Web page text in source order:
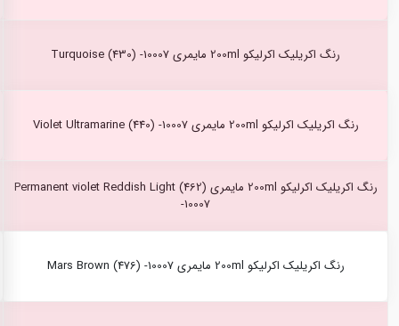
رنگ اکریلیک اکرلیکو 200ml مایمری Turquoise (430) -10007
رنگ اکریلیک اکرلیکو 200ml مایمری Violet Ultramarine (440) -10007
رنگ اکریلیک اکرلیکو 200ml مایمری Permanent violet Reddish Light (462)
-10007
رنگ اکریلیک اکرلیکو 200ml مایمری Mars Brown (476) -10007